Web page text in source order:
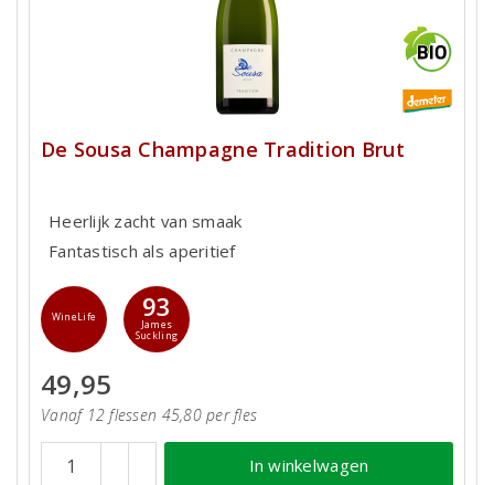
De Sousa Champagne Tradition Brut
Heerlijk zacht van smaak
Fantastisch als aperitief
WineLife 93
James
Suckling
49,95
Vanaf 12 flessen 45,80 per fles
In winkelwagen